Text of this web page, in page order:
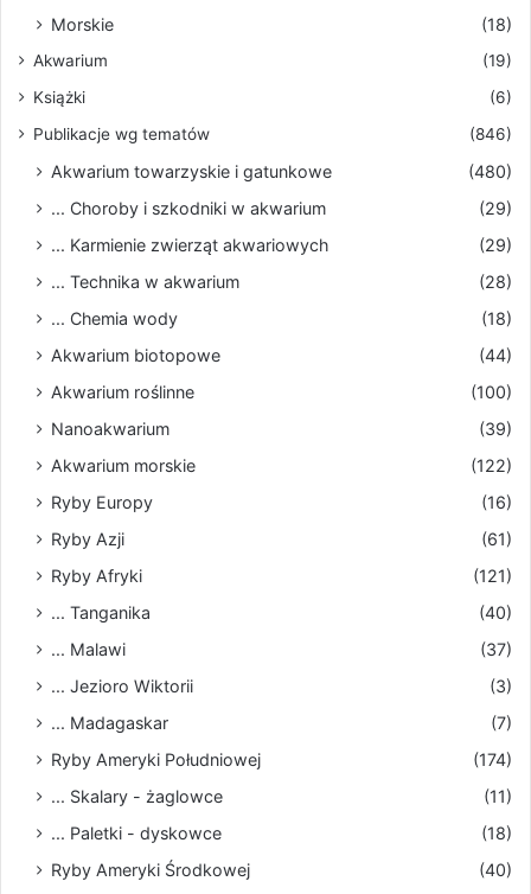
Morskie
(18)
Akwarium
(19)
Książki
(6)
Publikacje wg tematów
(846)
Akwarium towarzyskie i gatunkowe
(480)
... Choroby i szkodniki w akwarium
(29)
... Karmienie zwierząt akwariowych
(29)
... Technika w akwarium
(28)
... Chemia wody
(18)
Akwarium biotopowe
(44)
Akwarium roślinne
(100)
Nanoakwarium
(39)
Akwarium morskie
(122)
Ryby Europy
(16)
Ryby Azji
(61)
Ryby Afryki
(121)
... Tanganika
(40)
... Malawi
(37)
... Jezioro Wiktorii
(3)
... Madagaskar
(7)
Ryby Ameryki Południowej
(174)
... Skalary - żaglowce
(11)
... Paletki - dyskowce
(18)
Ryby Ameryki Środkowej
(40)